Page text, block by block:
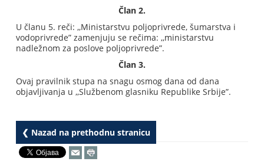
Član 2.
U članu 5. reči: ,,Ministarstvu poljoprivrede, šumarstva i
vodoprivrede” zamenjuju se rečima: ,,ministarstvu
nadležnom za poslove poljoprivrede”.
Član 3.
Ovaj pravilnik stupa na snagu osmog dana od dana
objavljivanja u ,,Službenom glasniku Republike Srbije”.
❮ Nazad na prethodnu stranicu